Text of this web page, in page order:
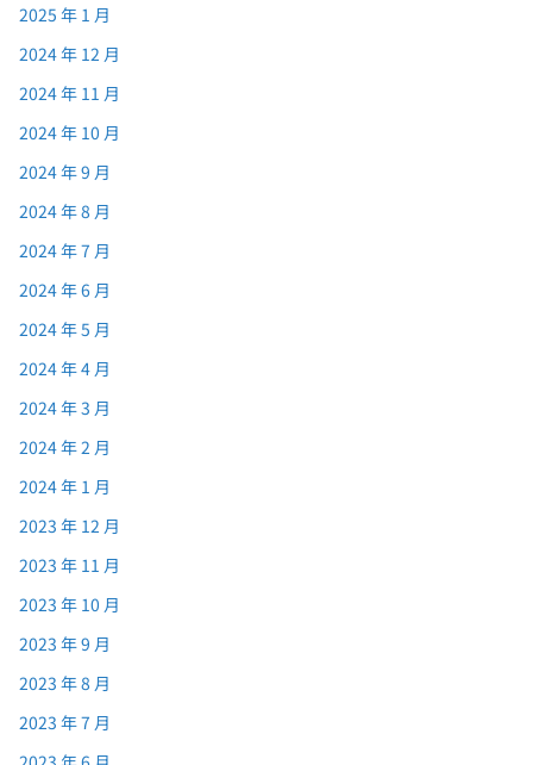
2025 年 1 月
2024 年 12 月
2024 年 11 月
2024 年 10 月
2024 年 9 月
2024 年 8 月
2024 年 7 月
2024 年 6 月
2024 年 5 月
2024 年 4 月
2024 年 3 月
2024 年 2 月
2024 年 1 月
2023 年 12 月
2023 年 11 月
2023 年 10 月
2023 年 9 月
2023 年 8 月
2023 年 7 月